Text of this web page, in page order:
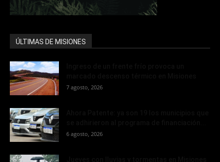
ÚLTIMAS DE MISIONES
7 agosto, 2026
6 agosto, 2026